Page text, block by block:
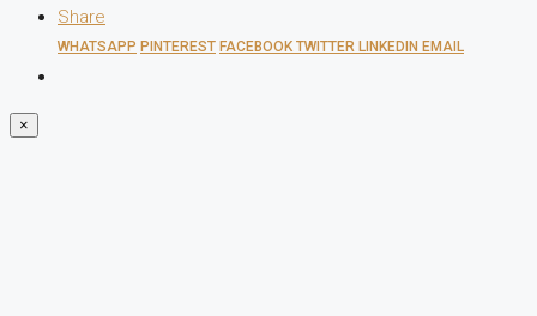
Share
WHATSAPP PINTEREST FACEBOOK TWITTER LINKEDIN EMAIL
×